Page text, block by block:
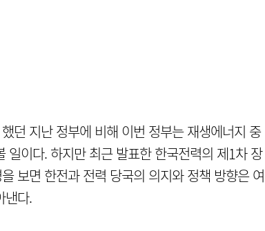
던 지난 정부에 비해 이번 정부는 재생에너지 중
이다. 하지만 최근 발표한 한국전력의 제1차 장
보면 한전과 전력 당국의 의지와 정책 방향은 여
낸다.